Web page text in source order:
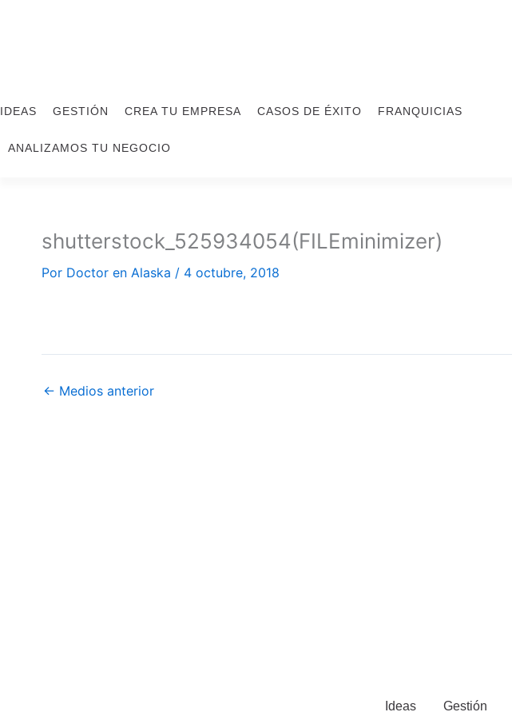
IDEAS GESTIÓN CREA TU EMPRESA CASOS DE ÉXITO FRANQUICIAS
ANALIZAMOS TU NEGOCIO
shutterstock_525934054(FILEminimizer)
Por Doctor en Alaska / 4 octubre, 2018
← Medios anterior
Ideas Gestión